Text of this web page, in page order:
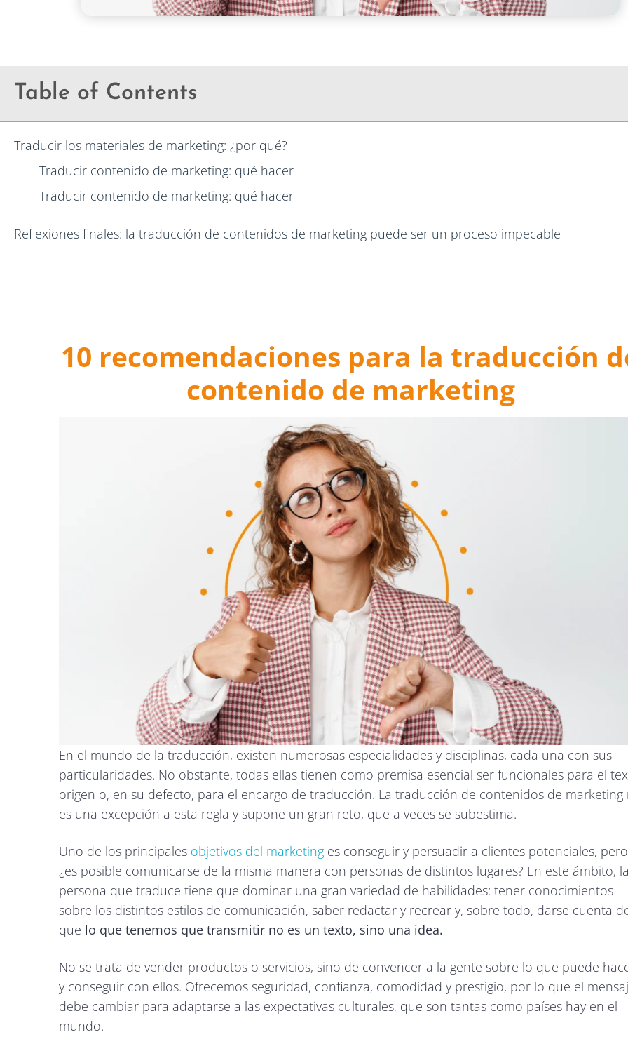
Table of Contents
Traducir los materiales de marketing: ¿por qué?
Traducir contenido de marketing: qué hacer
Traducir contenido de marketing: qué hacer
Reflexiones finales: la traducción de contenidos de marketing puede ser un proceso impecable
10 recomendaciones para la traducción
contenido de marketing
En el mundo de la traducción, existen numerosas especialidades y disciplinas, cada una con sus
particularidades. No obstante, todas ellas tienen como premisa esencial ser funcionales para el
origen o, en su defecto, para el encargo de traducción. La traducción de contenidos de marketing
es una excepción a esta regla y supone un gran reto, que a veces se subestima.
Uno de los principales objetivos del marketing es conseguir y persuadir a clientes potenciales, pero
¿es posible comunicarse de la misma manera con personas de distintos lugares? En este ámbito,
persona que traduce tiene que dominar una gran variedad de habilidades: tener conocimientos
sobre los distintos estilos de comunicación, saber redactar y recrear y, sobre todo, darse cuenta
que lo que tenemos que transmitir no es un texto, sino una idea.
No se trata de vender productos o servicios, sino de convencer a la gente sobre lo que puede
y conseguir con ellos. Ofrecemos seguridad, confianza, comodidad y prestigio, por lo que el
debe cambiar para adaptarse a las expectativas culturales, que son tantas como países hay en el
mundo.